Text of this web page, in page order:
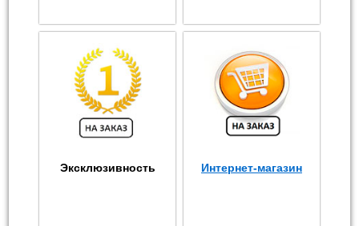
Эксклюзивность Интернет-магазин